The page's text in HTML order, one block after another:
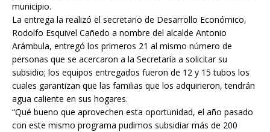
municipio.
La entrega la realizó el secretario de Desarrollo Económico,
Rodolfo Esquivel Cañedo a nombre del alcalde Antonio
Arámbula, entregó los primeros 21 al mismo número de
personas que se acercaron a la Secretaría a solicitar su
subsidio; los equipos entregados fueron de 12 y 15 tubos los
cuales garantizan que las familias que los adquirieron, tendrán
agua caliente en sus hogares.
“Qué bueno que aprovechen esta oportunidad, el año pasado
con este mismo programa pudimos subsidiar más de 200